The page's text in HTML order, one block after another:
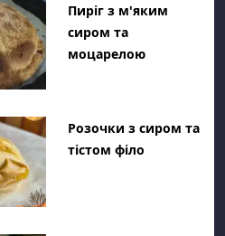
Пиріг з м'яким
сиром та
моцарелою
Розочки з сиром та
тістом філо